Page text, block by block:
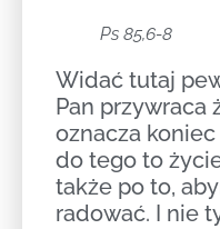
Ps 85,6-8
Widać tutaj
Pan przywraca
oznacza
do tego to
także po to,
radować. I nie